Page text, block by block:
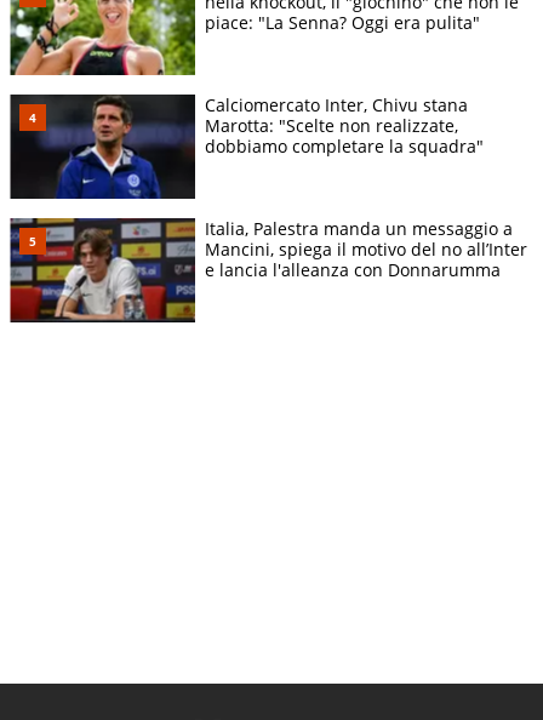
piace: "La Senna? Oggi era pulita"
Calciomercato Inter, Chivu stana
Marotta: "Scelte non realizzate,
dobbiamo completare la squadra"
Italia, Palestra manda un messaggio a
Mancini, spiega il motivo del no all’Inter
e lancia l'alleanza con Donnarumma